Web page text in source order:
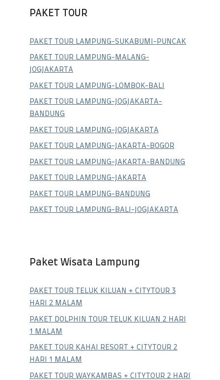
PAKET TOUR
PAKET TOUR LAMPUNG-SUKABUMI-PUNCAK
PAKET TOUR LAMPUNG-MALANG-
JOGJAKARTA
PAKET TOUR LAMPUNG-LOMBOK-BALI
PAKET TOUR LAMPUNG-JOGJAKARTA-
BANDUNG
PAKET TOUR LAMPUNG-JOGJAKARTA
PAKET TOUR LAMPUNG-JAKARTA-BOGOR
PAKET TOUR LAMPUNG-JAKARTA-BANDUNG
PAKET TOUR LAMPUNG-JAKARTA
PAKET TOUR LAMPUNG-BANDUNG
PAKET TOUR LAMPUNG-BALI-JOGJAKARTA
Paket Wisata Lampung
PAKET TOUR TELUK KILUAN + CITYTOUR 3
HARI 2 MALAM
PAKET DOLPHIN TOUR TELUK KILUAN 2 HARI
1 MALAM
PAKET TOUR KAHAI RESORT + CITYTOUR 2
HARI 1 MALAM
PAKET TOUR WAYKAMBAS + CITYTOUR 2 HARI